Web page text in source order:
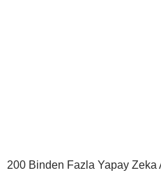
200 Binden Fazla Yapay Zeka